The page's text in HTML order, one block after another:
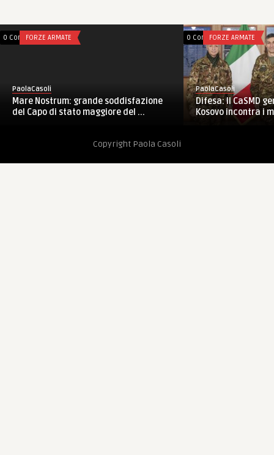
0 CommentsFORZE ARMATE
PaolaCasoli
Mare Nostrum: grande soddisfazione
del Capo di stato maggiore del ...
0 CommentsFORZE ARMATE
PaolaCasoli
Difesa: Il CaSMD
Kosovo incontra i
Copyright Paola Casoli